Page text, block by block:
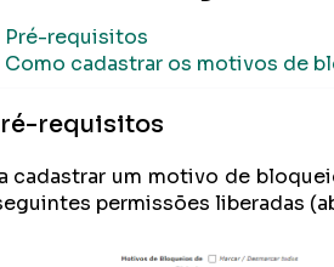
Pré-requisitos
Como cadastrar os motivos de
requisitos
cadastrar um motivo de
permissões liberadas